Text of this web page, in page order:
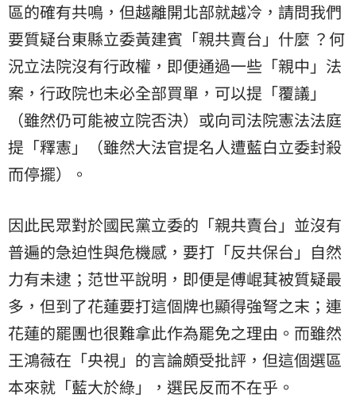
區的確有共鳴，但越離開北部就越冷，請問我們
要質疑台東縣立委黃建賓「親共賣台」什麼 ？何
況立法院沒有行政權，即便通過一些「親中」法
案，行政院也未必全部買單，可以提「覆議」
（雖然仍可能被立院否決）或向司法院憲法法庭
提「釋憲」（雖然大法官提名人遭藍白立委封殺
而停擺）。
因此民眾對於國民黨立委的「親共賣台」並沒有
普遍的急迫性與危機感，要打「反共保台」自然
力有未逮；范世平說明，即便是傅崐萁被質疑最
多，但到了花蓮要打這個牌也顯得強弩之末；連
花蓮的罷團也很難拿此作為罷免之理由。而雖然
王鴻薇在「央視」的言論頗受批評，但這個選區
本來就「藍大於綠」，選民反而不在乎。